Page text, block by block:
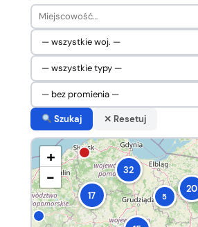
Szukaj ✕ Resetuj
5
20
32
17
+
−